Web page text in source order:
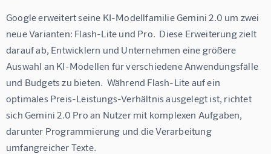
Google erweitert seine KI-Modellfamilie Gemini 2.0 um zwei
neue Varianten: Flash-Lite und Pro.  Diese Erweiterung zielt
darauf ab, Entwicklern und Unternehmen eine größere
Auswahl an KI-Modellen für verschiedene Anwendungsfälle
und Budgets zu bieten.  Während Flash-Lite auf ein
optimales Preis-Leistungs-Verhältnis ausgelegt ist, richtet
sich Gemini 2.0 Pro an Nutzer mit komplexen Aufgaben,
darunter Programmierung und die Verarbeitung
umfangreicher Texte.